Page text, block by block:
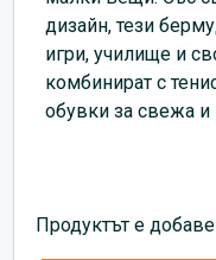
дизайн, тези
игри, училище и
комбинират с
обувки за свежа и
Продуктът е